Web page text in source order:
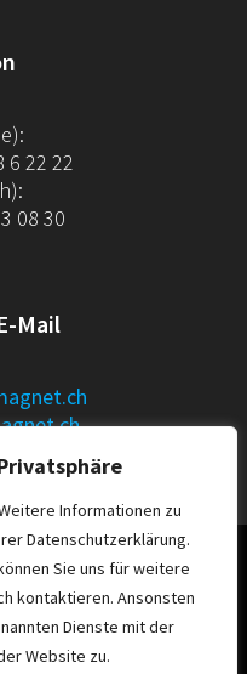
Informationen zu
Datenschutzerklärung.
Sie uns für weitere
kontaktieren. Ansonsten
Dienste mit der
Website zu.
6 22 22
08 30
Mail